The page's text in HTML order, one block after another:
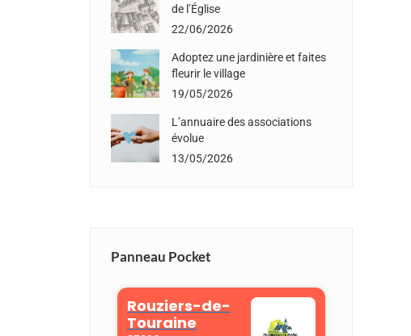
de l’Église
22/06/2026
Adoptez une jardinière et faites
fleurir le village
19/05/2026
L’annuaire des associations
évolue
13/05/2026
Panneau Pocket